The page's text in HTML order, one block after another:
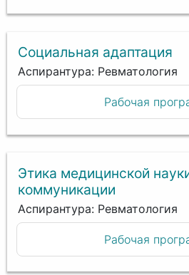
Социальная адаптация
Аспирантура: Ревматология
Рабочая
Этика медицинской
коммуникации
Аспирантура: Ревматология
Рабочая